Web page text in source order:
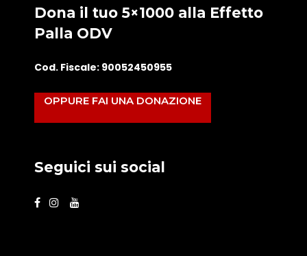
Dona il tuo 5×1000 alla Effetto
Palla ODV
Cod. Fiscale: 90052450955
OPPURE FAI UNA DONAZIONE
Seguici sui social